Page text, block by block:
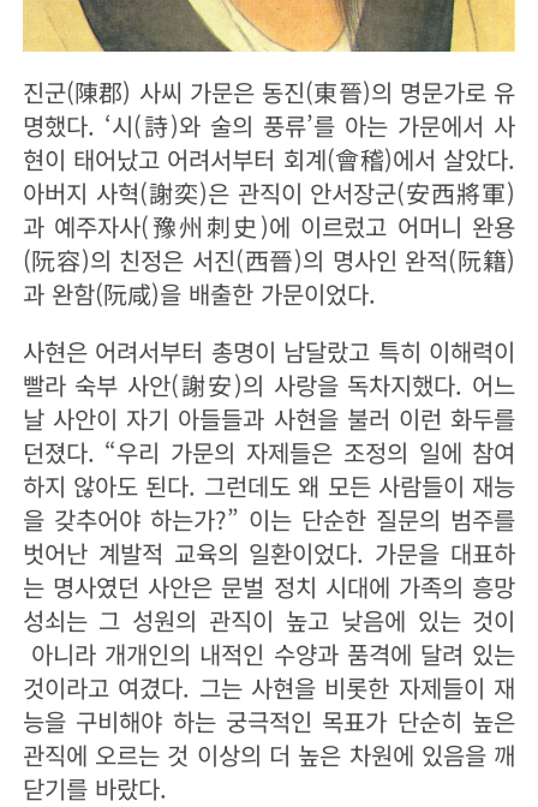
진군(陳郡) 사씨 가문은 동진(東晉)의 명문가로 유
명했다. ‘시(詩)와 술의 풍류’를 아는 가문에서 사
현이 태어났고 어려서부터 회계(會稽)에서 살았다.
아버지 사혁(謝奕)은 관직이 안서장군(安西將軍)
과 예주자사(豫州刺史)에 이르렀고 어머니 완용
(阮容)의 친정은 서진(西晉)의 명사인 완적(阮籍)
과 완함(阮咸)을 배출한 가문이었다.
사현은 어려서부터 총명이 남달랐고 특히 이해력이
빨라 숙부 사안(謝安)의 사랑을 독차지했다. 어느
날 사안이 자기 아들들과 사현을 불러 이런 화두를
던졌다. “우리 가문의 자제들은 조정의 일에 참여
하지 않아도 된다. 그런데도 왜 모든 사람들이 재능
을 갖추어야 하는가?” 이는 단순한 질문의 범주를
벗어난 계발적 교육의 일환이었다. 가문을 대표하
는 명사였던 사안은 문벌 정치 시대에 가족의 흥망
성쇠는 그 성원의 관직이 높고 낮음에 있는 것이
아니라 개개인의 내적인 수양과 품격에 달려 있는
것이라고 여겼다. 그는 사현을 비롯한 자제들이 재
능을 구비해야 하는 궁극적인 목표가 단순히 높은
관직에 오르는 것 이상의 더 높은 차원에 있음을 깨
닫기를 바랐다.